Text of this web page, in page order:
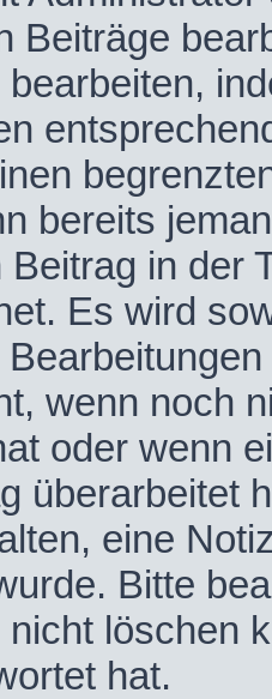
Beiträge
bereits
Beitrag in der
Es wird
wenn noch
oder wenn
überarbeitet
eine
Bitte
löschen
hat.